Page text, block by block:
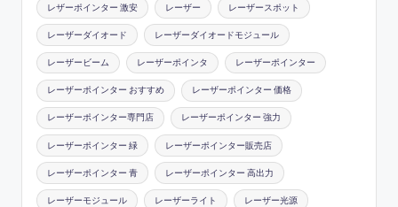
レザーポインター 激安 レーザー レーザースポット
レーザーダイオード レーザーダイオードモジュール
レーザービーム レーザーポインタ レーザーポインター
レーザーポインター おすすめ レーザーポインター 価格
レーザーポインター専門店 レーザーポインター 強力
レーザーポインター 緑 レーザーポインター販売店
レーザーポインター 青 レーザーポインター 高出力
レーザーモジュール レーザーライト レーザー光源